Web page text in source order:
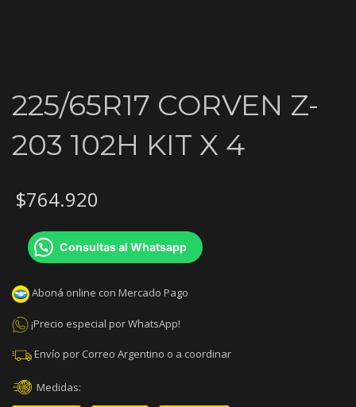
225/65R17 CORVEN Z-
203 102H KIT X 4
$764.920
Consultas al Whatsapp
Aboná online con Mercado Pago
¡Precio especial por WhatsApp!
Envío por Correo Argentino o a coordinar
Medidas: